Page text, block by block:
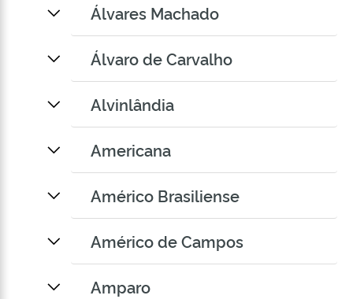
Álvares Machado
Álvaro de Carvalho
Alvinlândia
Americana
Américo Brasiliense
Américo de Campos
Amparo